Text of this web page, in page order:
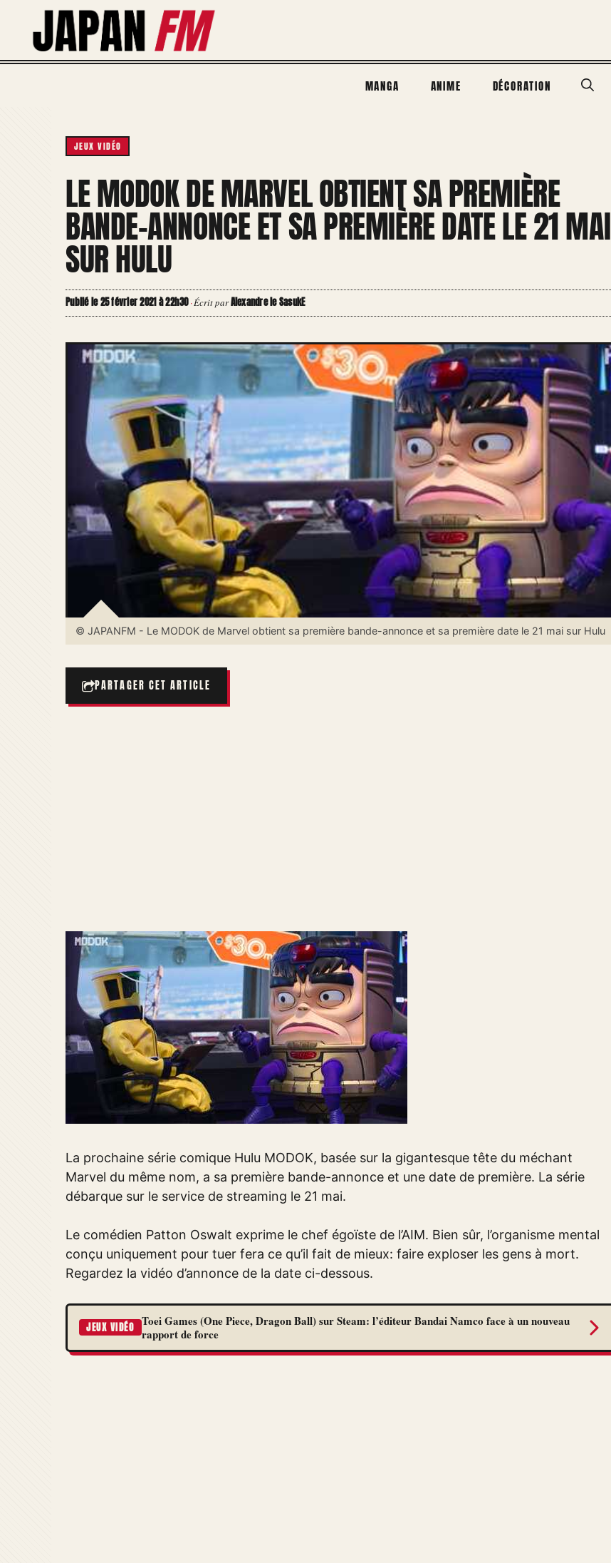
contenu
MANGA ANIME DÉCORATION
JEUX VIDÉO
LE MODOK DE MARVEL OBTIENT SA PREMIÈRE
BANDE-ANNONCE ET SA PREMIÈRE DATE LE 21 MAI
SUR HULU
Publié le 25 février 2021 à 22h30·Écrit parAlexandre le SasukE
© JAPANFM - Le MODOK de Marvel obtient sa première bande-annonce et sa première date le 21 mai sur Hulu
PARTAGER CET ARTICLE
La prochaine série comique Hulu MODOK, basée sur la gigantesque tête du méchant
Marvel du même nom, a sa première bande-annonce et une date de première. La série
débarque sur le service de streaming le 21 mai.
Le comédien Patton Oswalt exprime le chef égoïste de l’AIM. Bien sûr, l’organisme mental
conçu uniquement pour tuer fera ce qu’il fait de mieux: faire exploser les gens à mort.
Regardez la vidéo d’annonce de la date ci-dessous.
JEUX VIDÉO Toei Games (One Piece, Dragon Ball) sur Steam: l’éditeur Bandai Namco face à un nouveau
rapport de force